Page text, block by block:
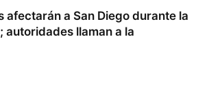
afectarán a San Diego durante la
autoridades llaman a la